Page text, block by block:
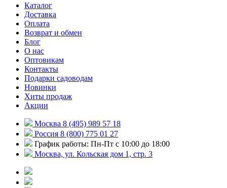
Каталог
Доставка
Оплата
Возврат и обмен
Блог
О нас
Оптовикам
Контакты
Подарки садоводам
Новинки
Хиты продаж
Акции
Москва 8 (495) 989 57 18
Россия 8 (800) 775 01 27
График работы: Пн-Пт с 10:00 до 18:00
Москва, ул. Кольская дом 1, стр. 3